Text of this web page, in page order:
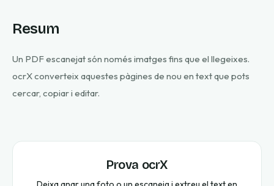
Resum
Un PDF escanejat són només imatges fins que el llegeixes.
ocrX converteix aquestes pàgines de nou en text que pots
cercar, copiar i editar.
Prova ocrX